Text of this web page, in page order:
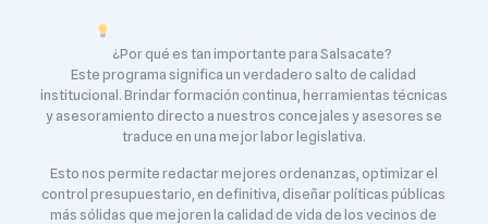
¿Por qué es tan importante para Salsacate?
Este programa significa un verdadero salto de calidad
institucional. Brindar formación continua, herramientas técnicas
y asesoramiento directo a nuestros concejales y asesores se
traduce en una mejor labor legislativa.
Esto nos permite redactar mejores ordenanzas, optimizar el
control presupuestario, en definitiva, diseñar políticas públicas
más sólidas que mejoren la calidad de vida de los vecinos de